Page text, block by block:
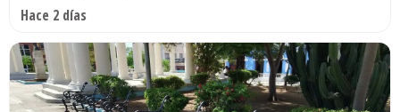
Hace 2 días